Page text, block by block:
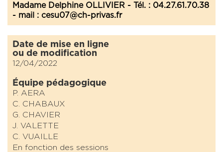
Madame Delphine OLLIVIER - Tél. : 04.27.61.70.38
- mail : cesu07@ch-privas.fr
Date de mise en ligne
ou de modification
12/04/2022
Équipe pédagogique
P. AERA
C. CHABAUX
G. CHAVIER
J. VALETTE
C. VUAILLE
En fonction des sessions